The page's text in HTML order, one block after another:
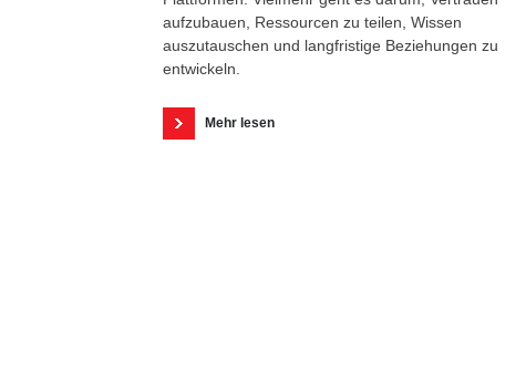
aufzubauen, Ressourcen zu teilen, Wissen
auszutauschen und langfristige Beziehungen zu
entwickeln.
Mehr lesen